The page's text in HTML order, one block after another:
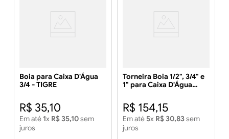
Boia para Caixa D'Água
3/4 - TIGRE
R$ 35,10
Em até 1x R$ 35,10sem
juros
Torneira Boia 1/2", 3/4" e
1" para Caixa D'Água
R$ 154,15
Em até 5x R$ 30,83sem
juros